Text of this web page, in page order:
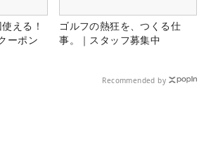
える！
ーポン
ゴルフの熱狂を、つくる仕
事。｜スタッフ募集中
Recommended by